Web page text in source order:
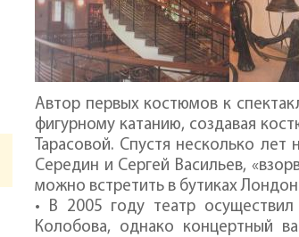
Автор первых костюмов к
фигурному катанию, создавая
Тарасовой. Спустя несколько
Середин и Сергей Васильев,
можно встретить в бутиках
• В 2005 году театр осуществил
Колобова, однако концертный